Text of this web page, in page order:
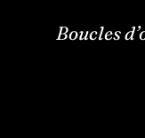
Boucles